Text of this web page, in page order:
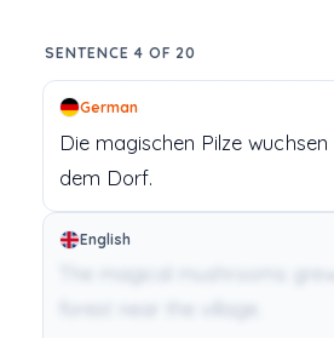
SENTENCE 4 OF 20
German
Die magischen Pilzewuchsen
dem Dorf.
English